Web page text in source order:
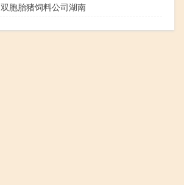
双胞胎猪饲料公司湖南